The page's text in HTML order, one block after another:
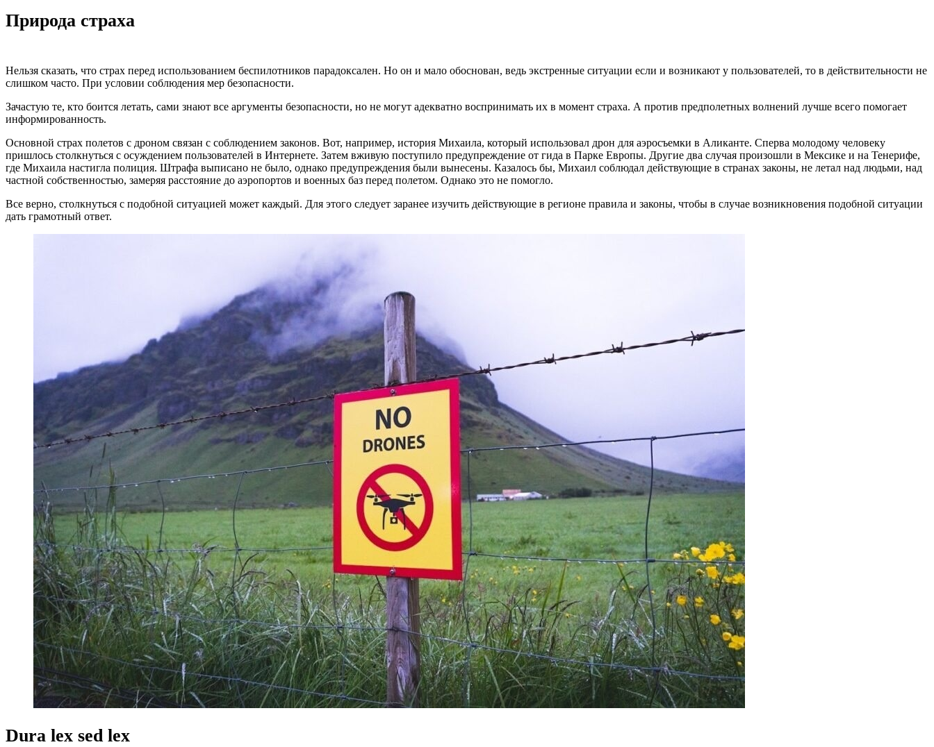
Природа страха
Нельзя сказать, что страх перед использованием беспилотников парадоксален. Но он и мало обоснован, ведь экстренные ситуации если и возникают у пользователей, то в действительности не
слишком часто. При условии соблюдения мер безопасности.
Зачастую те, кто боится летать, сами знают все аргументы безопасности, но не могут адекватно воспринимать их в момент страха. А против предполетных волнений лучше всего помогает
информированность.
Основной страх полетов с дроном связан с соблюдением законов. Вот, например, история Михаила, который использовал дрон для аэросъемки в Аликанте. Сперва молодому человеку
пришлось столкнуться с осуждением пользователей в Интернете. Затем вживую поступило предупреждение от гида в Парке Европы. Другие два случая произошли в Мексике и на Тенерифе,
где Михаила настигла полиция. Штрафа выписано не было, однако предупреждения были вынесены. Казалось бы, Михаил соблюдал действующие в странах законы, не летал над людьми, над
частной собственностью, замеряя расстояние до аэропортов и военных баз перед полетом. Однако это не помогло.
Все верно, столкнуться с подобной ситуацией может каждый. Для этого следует заранее изучить действующие в регионе правила и законы, чтобы в случае возникновения подобной ситуации
дать грамотный ответ.
Dura lex sed lex